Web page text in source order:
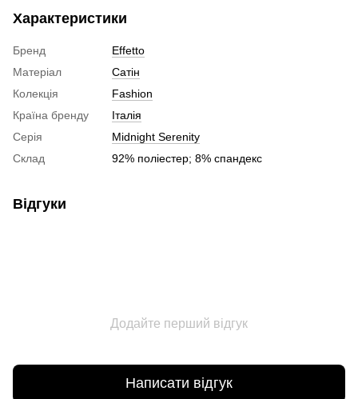
Характеристики
Бренд
Effetto
Матеріал
Сатін
Колекція
Fashion
Країна бренду
Італія
Серія
Midnight Serenity
Склад
92% поліестер; 8% спандекс
Відгуки
Додайте перший відгук
Написати відгук